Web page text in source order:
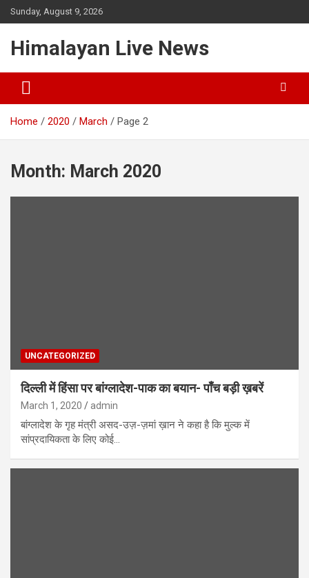
Sunday, August 9, 2026
Himalayan Live News
Home 2020 March Page 2
Month: March 2020
UNCATEGORIZED
दिल्ली में हिंसा पर बांग्लादेश-पाक का बयान- पाँच बड़ी ख़बरें
March 1, 2020 admin
बांग्लादेश के गृह मंत्री असद-उज़-ज़मां ख़ान ने कहा है कि मुल्क में
सांप्रदायिकता के लिए कोई…